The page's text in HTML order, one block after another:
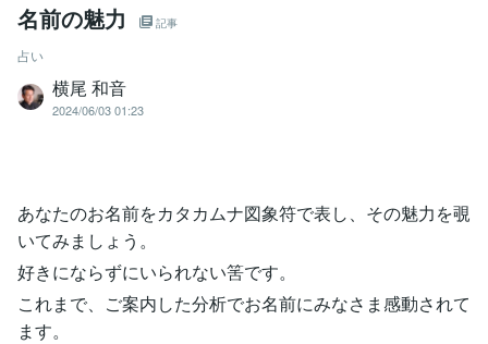
名前の魅力 記事
占い
横尾 和音
2024/06/03 01:23
あなたのお名前をカタカムナ図象符で表し、その魅力を覗
いてみましょう。
好きにならずにいられない筈です。
これまで、ご案内した分析でお名前にみなさま感動されて
ます。